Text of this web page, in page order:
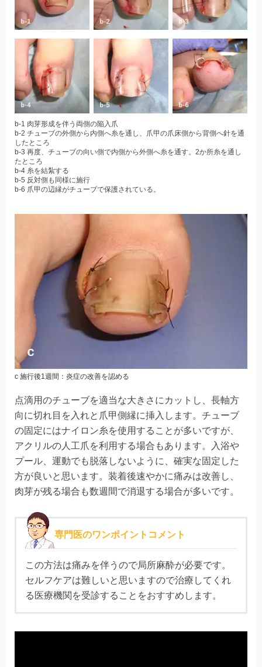
b-1 肉芽形成を伴う両側の陥入爪
b-2 チューブの外側から内側へ糸を通し、爪甲の爪床側から背側へ針を通
したところ
b-3 再度、チューブの向い側で内側から外側へ糸を通す。2か所糸を通し
たところ
b-4 糸を結紮する
b-5 反対側も同様に施行
b-6 爪甲の辺縁がチューブで保護されている。
c 施行後1週間：炎症の改善を認める
点滴用のチューブを適当な大きさにカットし、長軸方
向に切れ目を入れと爪甲側縁に挿入します。チューブ
の固定にはナイロン糸を使用することが多いですが、
アクリルの人工爪を利用する場合もあります。入浴や
プール、運動でも脱落しないように、確実な固定した
方が良いと思います。装着後速やかに痛みは改善し、
肉芽が残る場合も数週間で消退する場合が多いです。
専門医のワンポイントコメント
この方法は痛みを伴うので局所麻酔が必要です。
セルフケアは難しいと思いますので治療してくれ
る医療機関を受診することをおすすめします。